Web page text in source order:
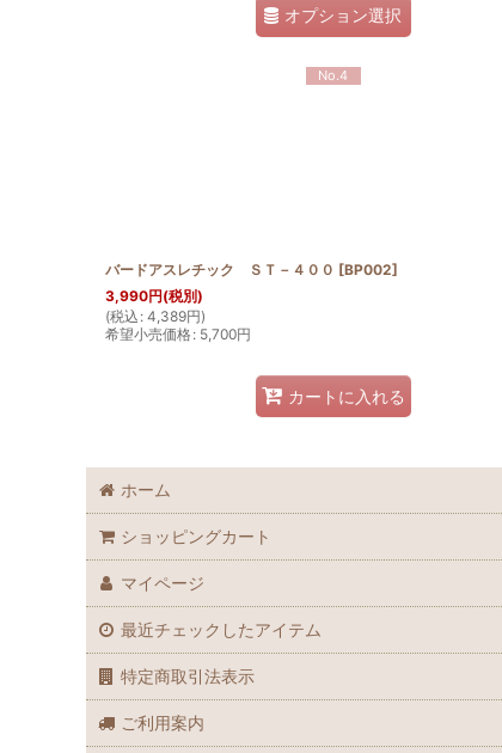
オプション選択
No.4
バードアスレチック ＳＴ－４００ [BP002]
3,990円(税別)
(税込 : 4,389円)
希望小売価格: 5,700円
カートに入れる
ホーム
ショッピングカート
マイページ
最近チェックしたアイテム
特定商取引法表示
ご利用案内